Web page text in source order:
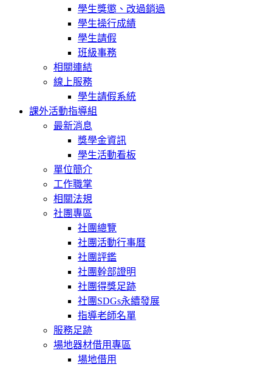
學生獎懲、改過銷過
學生操行成績
學生請假
班級事務
相關連結
線上服務
學生請假系統
課外活動指導組
最新消息
獎學金資訊
學生活動看板
單位簡介
工作職掌
相關法規
社團專區
社團總覽
社團活動行事曆
社團評鑑
社團幹部證明
社團得獎足跡
社團SDGs永續發展
指導老師名單
服務足跡
場地器材借用專區
場地借用